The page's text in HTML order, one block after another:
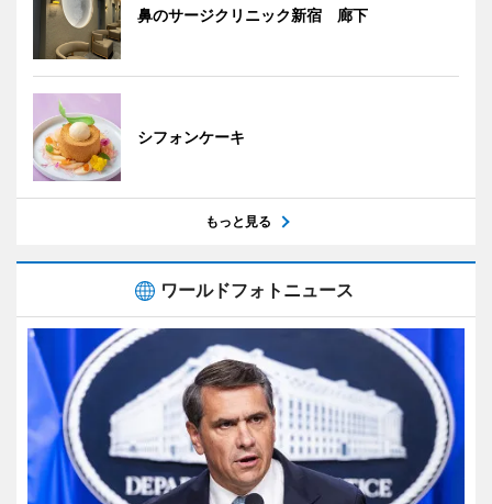
鼻のサージクリニック新宿 廊下
シフォンケーキ
もっと見る
ワールドフォトニュース